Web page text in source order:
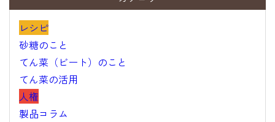
レシピ
砂糖のこと
てん菜（ビート）のこと
てん菜の活用
人権
製品コラム